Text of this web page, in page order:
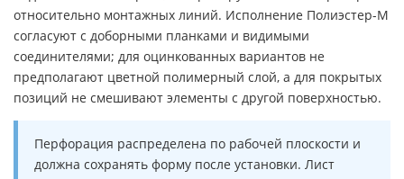
относительно монтажных линий. Исполнение Полиэстер-М
согласуют с доборными планками и видимыми
соединителями; для оцинкованных вариантов не
предполагают цветной полимерный слой, а для покрытых
позиций не смешивают элементы с другой поверхностью.
Перфорация распределена по рабочей плоскости и
должна сохранять форму после установки. Лист